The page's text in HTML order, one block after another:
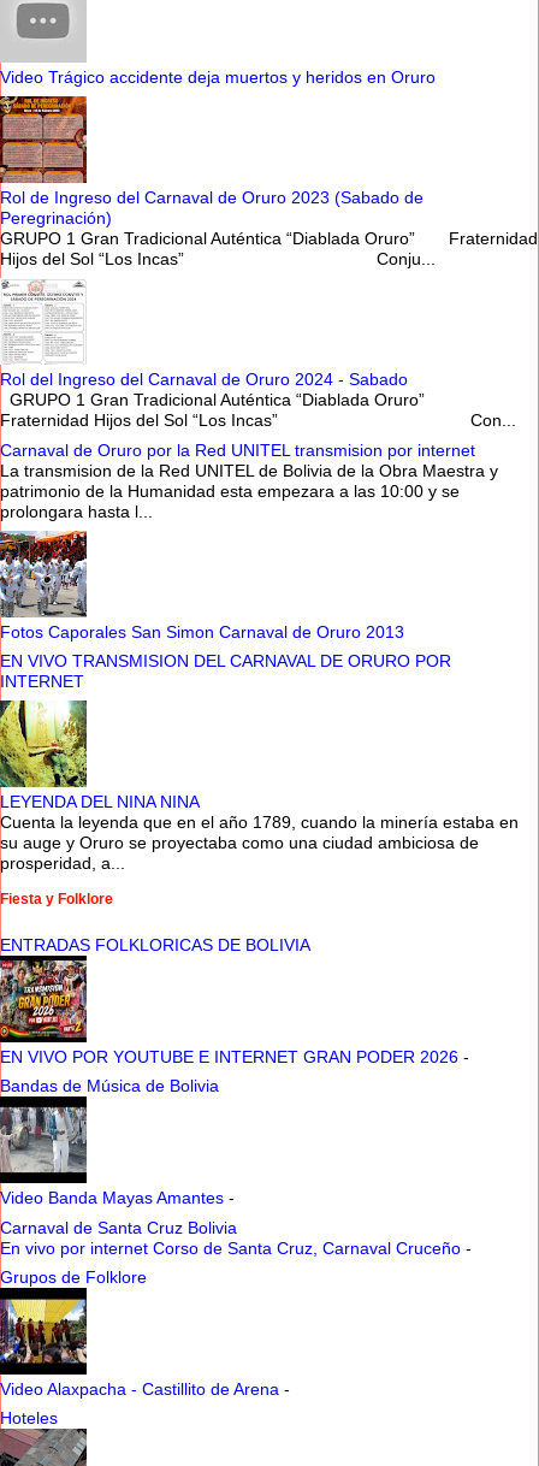
Video Trágico accidente deja muertos y heridos en Oruro
Rol de Ingreso del Carnaval de Oruro 2023 (Sabado de
Peregrinación)
GRUPO 1 Gran Tradicional Auténtica “Diablada Oruro” Fraternidad
Hijos del Sol “Los Incas” Conju...
Rol del Ingreso del Carnaval de Oruro 2024 - Sabado
GRUPO 1 Gran Tradicional Auténtica “Diablada Oruro”
Fraternidad Hijos del Sol “Los Incas” Con...
Carnaval de Oruro por la Red UNITEL transmision por internet
La transmision de la Red UNITEL de Bolivia de la Obra Maestra y
patrimonio de la Humanidad esta empezara a las 10:00 y se
prolongara hasta l...
Fotos Caporales San Simon Carnaval de Oruro 2013
EN VIVO TRANSMISION DEL CARNAVAL DE ORURO POR
INTERNET
LEYENDA DEL NINA NINA
Cuenta la leyenda que en el año 1789, cuando la minería estaba en
su auge y Oruro se proyectaba como una ciudad ambiciosa de
prosperidad, a...
Fiesta y Folklore
ENTRADAS FOLKLORICAS DE BOLIVIA
EN VIVO POR YOUTUBE E INTERNET GRAN PODER 2026 -
Bandas de Música de Bolivia
Video Banda Mayas Amantes -
Carnaval de Santa Cruz Bolivia
En vivo por internet Corso de Santa Cruz, Carnaval Cruceño -
Grupos de Folklore
Video Alaxpacha - Castillito de Arena -
Hoteles